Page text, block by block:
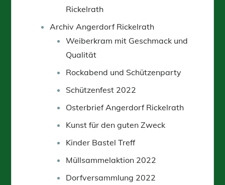
Rickelrath
Archiv Angerdorf Rickelrath
Weiberkram mit Geschmack und
Qualität
Rockabend und Schützenparty
Schützenfest 2022
Osterbrief Angerdorf Rickelrath
Kunst für den guten Zweck
Kinder Bastel Treff
Müllsammelaktion 2022
Dorfversammlung 2022